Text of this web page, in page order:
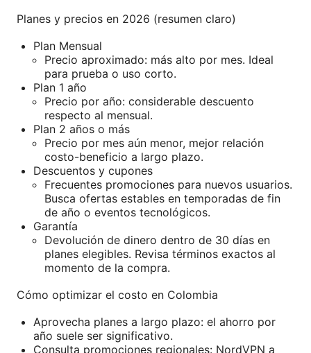
Planes y precios en 2026 (resumen claro)
Plan Mensual
Precio aproximado: más alto por mes. Ideal
para prueba o uso corto.
Plan 1 año
Precio por año: considerable descuento
respecto al mensual.
Plan 2 años o más
Precio por mes aún menor, mejor relación
costo-beneficio a largo plazo.
Descuentos y cupones
Frecuentes promociones para nuevos usuarios.
Busca ofertas estables en temporadas de fin
de año o eventos tecnológicos.
Garantía
Devolución de dinero dentro de 30 días en
planes elegibles. Revisa términos exactos al
momento de la compra.
Cómo optimizar el costo en Colombia
Aprovecha planes a largo plazo: el ahorro por
año suele ser significativo.
Consulta promociones regionales: NordVPN a